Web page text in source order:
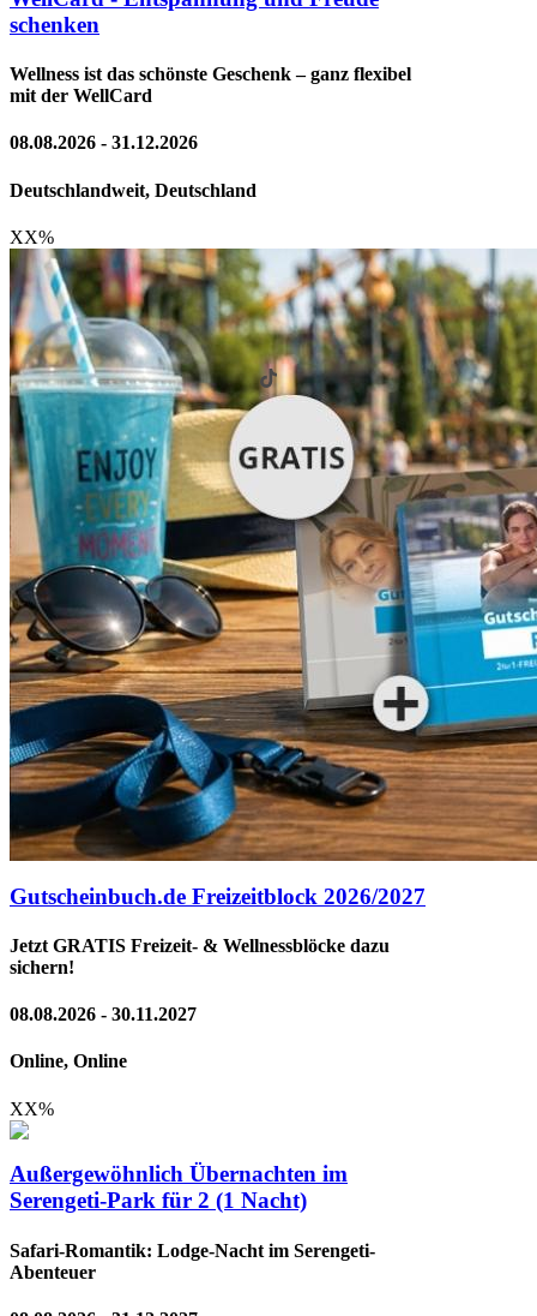
schenken
Wellness ist das schönste Geschenk – ganz flexibel
mit der WellCard
08.08.2026 - 31.12.2026
Deutschlandweit, Deutschland
XX%
Gutscheinbuch.de Freizeitblock 2026/2027
Jetzt GRATIS Freizeit- & Wellnessblöcke dazu
sichern!
08.08.2026 - 30.11.2027
Online, Online
XX%
Außergewöhnlich Übernachten im
Serengeti-Park für 2 (1 Nacht)
Safari-Romantik: Lodge-Nacht im Serengeti-
Abenteuer